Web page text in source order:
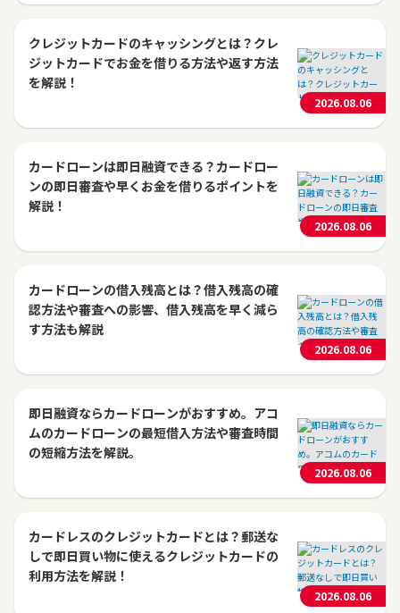
クレジットカードのキャッシングとは？クレ
ジットカードでお金を借りる方法や返す方法
を解説！
2026.08.06
カードローンは即日融資できる？カードロー
ンの即日審査や早くお金を借りるポイントを
解説！
2026.08.06
カードローンの借入残高とは？借入残高の確
認方法や審査への影響、借入残高を早く減ら
す方法も解説
2026.08.06
即日融資ならカードローンがおすすめ。アコ
ムのカードローンの最短借入方法や審査時間
の短縮方法を解説。
2026.08.06
カードレスのクレジットカードとは？郵送な
しで即日買い物に使えるクレジットカードの
利用方法を解説！
2026.08.06